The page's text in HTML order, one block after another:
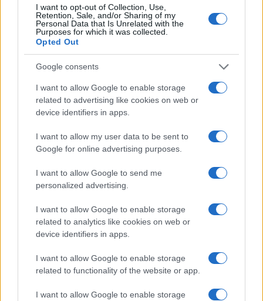
I want to opt-out of Collection, Use,
Retention, Sale, and/or Sharing of my
Personal Data that Is Unrelated with the
Purposes for which it was collected.
Opted Out
Google consents
I want to allow Google to enable storage
related to advertising like cookies on web or
device identifiers in apps.
I want to allow my user data to be sent to
Google for online advertising purposes.
I want to allow Google to send me
personalized advertising.
I want to allow Google to enable storage
related to analytics like cookies on web or
device identifiers in apps.
I want to allow Google to enable storage
related to functionality of the website or app.
I want to allow Google to enable storage
Continua a leggere
MONEY NEWS